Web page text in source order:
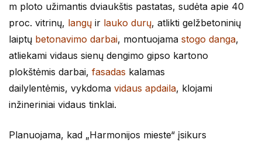
m ploto užimantis dviaukštis pastatas, sudėta apie 40
proc. vitrinų, langų ir lauko durų, atlikti gelžbetoninių
laiptų betonavimo darbai, montuojama stogo danga,
atliekami vidaus sienų dengimo gipso kartono
plokštėmis darbai, fasadas kalamas
dailylentėmis, vykdoma vidaus apdaila, klojami
inžineriniai vidaus tinklai.
Planuojama, kad „Harmonijos mieste“ įsikurs